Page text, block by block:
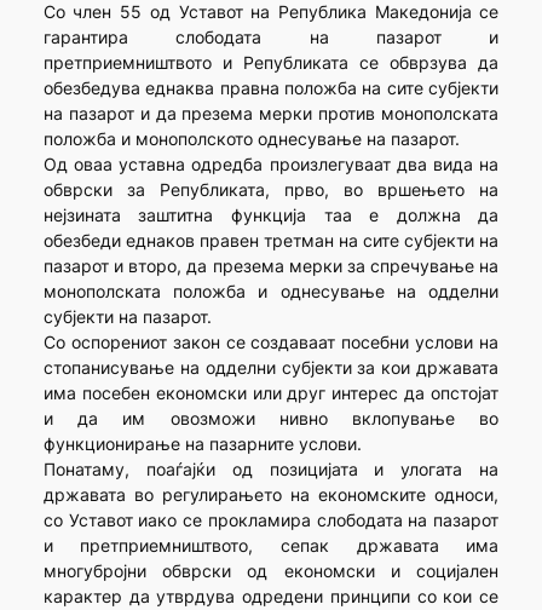
Со член 55 од Уставот на Република Македонија се
гарантира слободата на пазарот и
претприемништвото и Републиката се обврзува да
обезбедува еднаква правна положба на сите субјекти
на пазарот и да презема мерки против монополската
положба и монополското однесување на пазарот.
Од оваа уставна одредба произлегуваат два вида на
обврски за Републиката, прво, во вршењето на
нејзината заштитна функција таа е должна да
обезбеди еднаков правен третман на сите субјекти на
пазарот и второ, да презема мерки за спречување на
монополската положба и однесување на одделни
субјекти на пазарот.
Со оспорениот закон се создаваат посебни услови на
стопанисување на одделни субјекти за кои државата
има посебен економски или друг интерес да опстојат
и да им овозможи нивно вклопување во
функционирање на пазарните услови.
Понатаму, поаѓајќи од позицијата и улогата на
државата во регулирањето на економските односи,
со Уставот иако се прокламира слободата на пазарот
и претприемништвото, сепак државата има
многубројни обврски од економски и социјален
карактер да утврдува одредени принципи со кои се